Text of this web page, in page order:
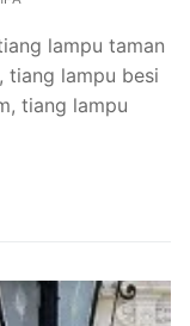
lampu taman
tiang lampu besi
tiang lampu